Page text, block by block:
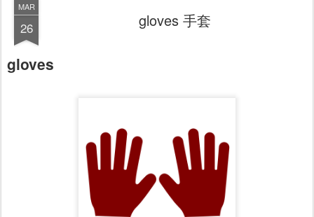
MAR
26 gloves 手套
gloves